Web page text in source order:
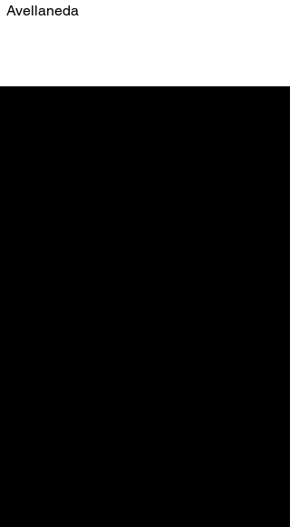
Avellaneda